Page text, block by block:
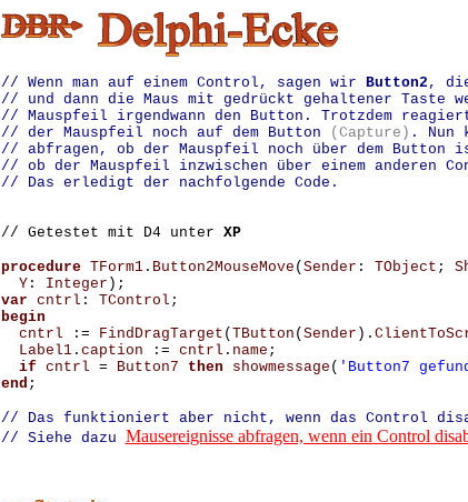
// Wenn man auf einem Control, sagen wir Button2 ,
// und dann die Maus mit gedrückt gehaltener Taste
// Mauspfeil irgendwann den Button. Trotzdem
// der Mauspfeil noch auf dem Button
(Capture) . Nun
// abfragen, ob der Mauspfeil noch über dem
// ob der Mauspfeil inzwischen über einem anderen
// Das erledigt der nachfolgende Code.
// Getestet mit D4 unter XP
procedure TForm1. Button2MouseMove ( Sender : TObject ;
Y: Integer );
var cntrl : TControl ;
begin
cntrl
:= FindDragTarget ( TButton ( Sender ).
Label1. caption := cntrl . name ;
if cntrl = Button7 then showmessage ( 'Button7
end
// Das funktioniert aber nicht, wenn das Control
// Siehe dazu Mausereignisse abfragen, wenn ein Control